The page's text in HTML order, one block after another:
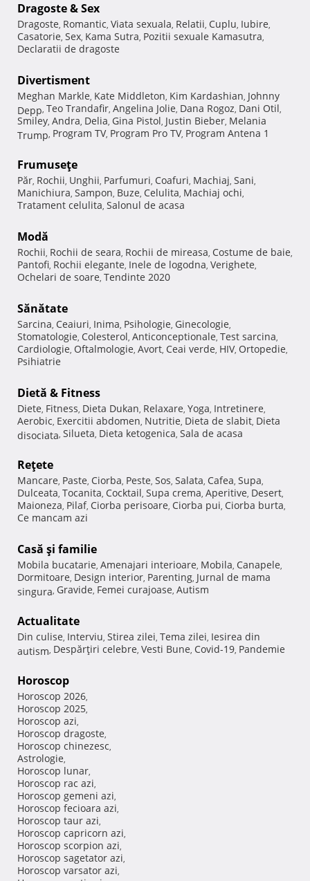
Dragoste & Sex
Dragoste, Romantic, Viata sexuala, Relatii, Cuplu, Iubire,
Casatorie, Sex, Kama Sutra, Pozitii sexuale Kamasutra,
Declaratii de dragoste
Divertisment
Meghan Markle, Kate Middleton, Kim Kardashian, Johnny
Depp, Teo Trandafir, Angelina Jolie, Dana Rogoz, Dani Otil,
Smiley, Andra, Delia, Gina Pistol, Justin Bieber, Melania
Trump, Program TV, Program Pro TV, Program Antena 1
Frumuseţe
Păr, Rochii, Unghii, Parfumuri, Coafuri, Machiaj, Sani,
Manichiura, Sampon, Buze, Celulita, Machiaj ochi,
Tratament celulita, Salonul de acasa
Modă
Rochii, Rochii de seara, Rochii de mireasa, Costume de baie,
Pantofi, Rochii elegante, Inele de logodna, Verighete,
Ochelari de soare, Tendinte 2020
Sănătate
Sarcina, Ceaiuri, Inima, Psihologie, Ginecologie,
Stomatologie, Colesterol, Anticonceptionale, Test sarcina,
Cardiologie, Oftalmologie, Avort, Ceai verde, HIV, Ortopedie,
Psihiatrie
Dietă & Fitness
Diete, Fitness, Dieta Dukan, Relaxare, Yoga, Intretinere,
Aerobic, Exercitii abdomen, Nutritie, Dieta de slabit, Dieta
disociata, Silueta, Dieta ketogenica, Sala de acasa
Reţete
Mancare, Paste, Ciorba, Peste, Sos, Salata, Cafea, Supa,
Dulceata, Tocanita, Cocktail, Supa crema, Aperitive, Desert,
Maioneza, Pilaf, Ciorba perisoare, Ciorba pui, Ciorba burta,
Ce mancam azi
Casă şi familie
Mobila bucatarie, Amenajari interioare, Mobila, Canapele,
Dormitoare, Design interior, Parenting, Jurnal de mama
singura, Gravide, Femei curajoase, Autism
Actualitate
Din culise, Interviu, Stirea zilei, Tema zilei, Iesirea din
autism, Despărţiri celebre, Vesti Bune, Covid-19, Pandemie
Horoscop
Horoscop 2026,
Horoscop 2025,
Horoscop azi,
Horoscop dragoste,
Horoscop chinezesc,
Astrologie,
Horoscop lunar,
Horoscop rac azi,
Horoscop gemeni azi,
Horoscop fecioara azi,
Horoscop taur azi,
Horoscop capricorn azi,
Horoscop scorpion azi,
Horoscop sagetator azi,
Horoscop varsator azi,